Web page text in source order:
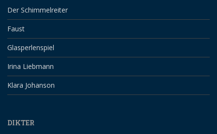
Der Schimmelreiter
Faust
Glasperlenspiel
Irina Liebmann
Klara Johanson
DIKTER